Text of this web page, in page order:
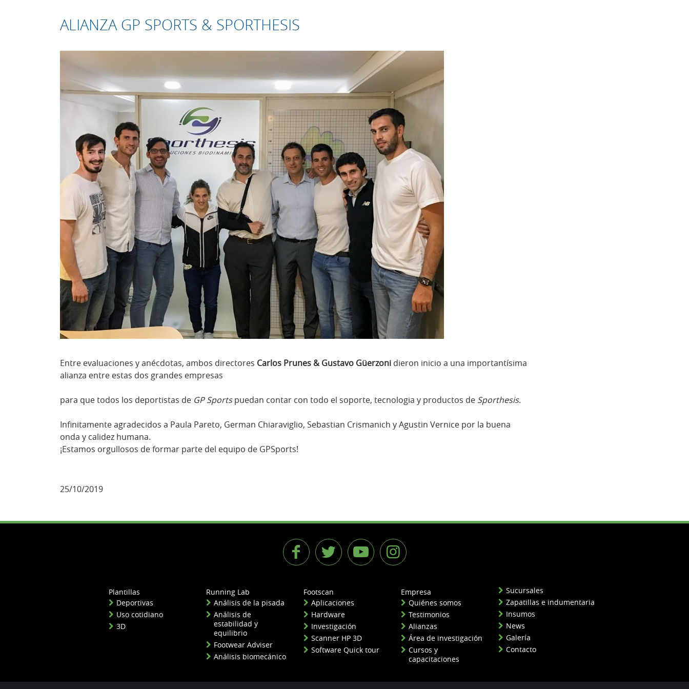
ALIANZA GP SPORTS & SPORTHESIS
Entre evaluaciones y anécdotas, ambos directores Carlos Prunes & Gustavo Güerzoni dieron inicio a una importantísima
alianza entre estas dos grandes empresas
para que todos los deportistas de GP Sportspuedan contar con todo el soporte, tecnologia y productos de Sporthesis.
Infinitamente agradecidos a Paula Pareto, German Chiaraviglio, Sebastian Crismanich y Agustin Vernice por la buena
onda y calidez humana.
¡Estamos orgullosos de formar parte del equipo de GPSports!
25/10/2019
Plantillas
Deportivas
Uso cotidiano
3D
Running Lab
Análisis de la pisada
Análisis de
estabilidad y
equilibrio
Footwear Adviser
Análisis biomecánico
Footscan
Aplicaciones
Hardware
Investigación
Scanner HP 3D
Software Quick tour
Empresa
Quiénes somos
Testimonios
Alianzas
Área de investigación
Cursos y
capacitaciones
Sucursales
Zapatillas e indumentaria
Insumos
News
Galería
Contacto